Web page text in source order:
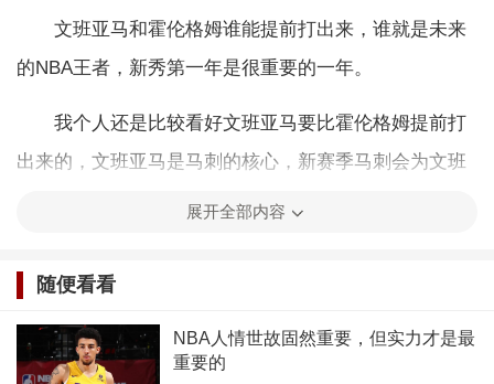
文班亚马和霍伦格姆谁能提前打出来，谁就是未来
的NBA王者，新秀第一年是很重要的一年。
我个人还是比较看好文班亚马要比霍伦格姆提前打
出来的，文班亚马是马刺的核心，新赛季马刺会为文班
亚马指定很多战术，波波维奇培养新秀可是出了名的厉
来。再者他在此之前已经在法国的联赛打球了，他的适
霍伦格姆虽然比文班亚马早进NBA，年龄也比文班
展开全部内容
随便看看
NBA人情世故固然重要，但实力才是最
重要的